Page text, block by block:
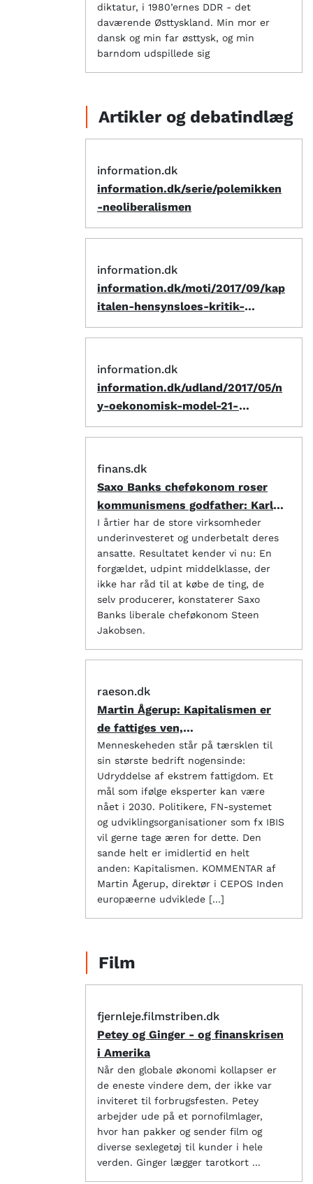
diktatur, i 1980’ernes DDR - det
daværende Østtyskland. Min mor er
dansk og min far østtysk, og min
barndom udspillede sig
Artikler og debatindlæg
information.dk
information.dk/serie/polemikken
-neoliberalismen
information.dk
information.dk/moti/2017/09/kap
italen-hensynsloes-kritik-
bestaaende
information.dk
information.dk/udland/2017/05/n
y-oekonomisk-model-21-
aarhundrede-doughnut-
oekonomi
finans.dk
Saxo Banks cheføkonom roser
kommunismens godfather: Karl
Marx havde ret
I årtier har de store virksomheder
underinvesteret og underbetalt deres
ansatte. Resultatet kender vi nu: En
forgældet, udpint middelklasse, der
ikke har råd til at købe de ting, de
selv producerer, konstaterer Saxo
Banks liberale cheføkonom Steen
Jakobsen.
raeson.dk
Martin Ågerup: Kapitalismen er
de fattiges ven,
udviklingsbistand deres fjende
Menneskeheden står på tærsklen til
sin største bedrift nogensinde:
Udryddelse af ekstrem fattigdom. Et
mål som ifølge eksperter kan være
nået i 2030. Politikere, FN-systemet
og udviklingsorganisationer som fx IBIS
vil gerne tage æren for dette. Den
sande helt er imidlertid en helt
anden: Kapitalismen. KOMMENTAR af
Martin Ågerup, direktør i CEPOS Inden
europæerne udviklede [...]
Film
fjernleje.filmstriben.dk
Petey og Ginger - og finanskrisen
i Amerika
Når den globale økonomi kollapser er
de eneste vindere dem, der ikke var
inviteret til forbrugsfesten. Petey
arbejder ude på et pornofilmlager,
hvor han pakker og sender film og
diverse sexlegetøj til kunder i hele
verden. Ginger lægger tarotkort ...